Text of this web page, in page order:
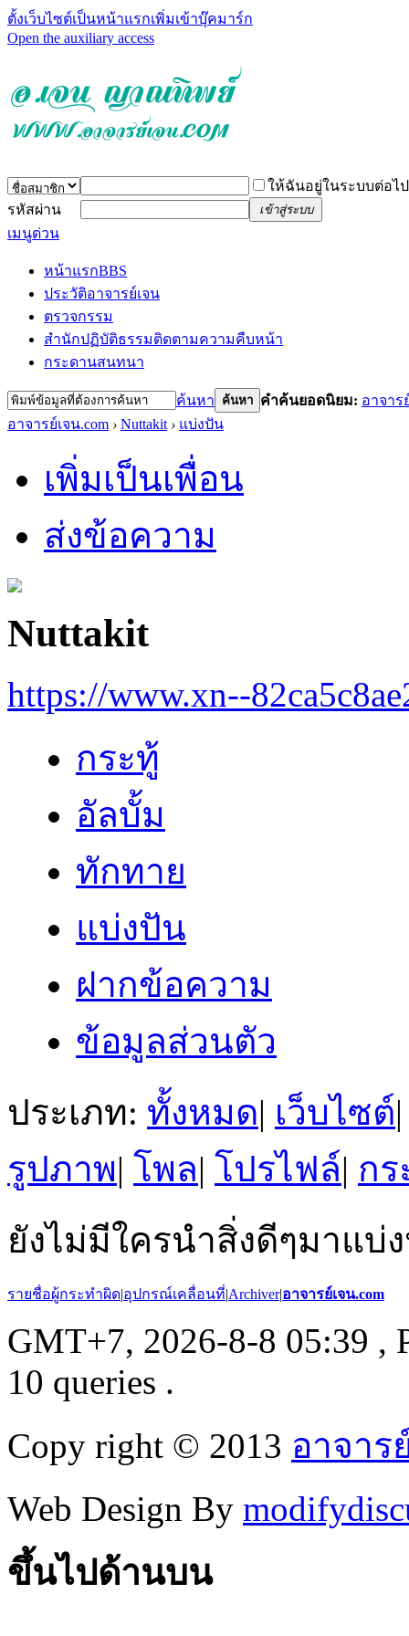
ตั้งเว็บไซต์เป็นหน้าแรกเพิ่มเข้าบุ๊คมาร์ก
Open the auxiliary access
ให้ฉันอยู่ในระบบต่อไป
รหัสผ่าน
เข้าสู่ระบบ
เมนูด่วน
หน้าแรกBBS
ประวัติอาจารย์เจน
ตรวจกรรม
สำนักปฏิบัติธรรมติดตามความคืบหน้า
กระดานสนทนา
ค้นหา ค้นหา คำค้นยอดนิยม: อาจาร
อาจารย์เจน.com › Nuttakit › แบ่งปัน
เพิ่มเป็นเพื่อน
ส่งข้อความ
Nuttakit
https://www.xn--
กระทู้
อัลบั้ม
ทักทาย
แบ่งปัน
ฝากข้อความ
ข้อมูลส่วนตัว
ประเภท: ทั้งหมด| เว็บไซต์|
รูปภาพ| โพล| โปรไฟล์| กร
ยังไม่มีใครนำสิ่งดีๆมาแบ่
รายชื่อผู้กระทำผิด|อุปกรณ์เคลื่อนที่|Archiver|อาจารย์เจน.com
GMT+7, 2026-8-8 05:39 ,
10 queries .
Copy right © 2013 อาจาร
Web Design By
ขึ้นไปด้านบน